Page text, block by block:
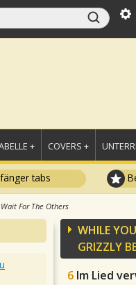
+ COVERS +
tabs
For The Others
WHILE
GRIZZLY
6 Im Lied